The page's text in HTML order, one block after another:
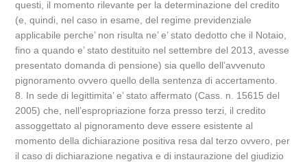
questi, il momento rilevante per la determinazione del credito
(e, quindi, nel caso in esame, del regime previdenziale
applicabile perche’ non risulta ne’ e’ stato dedotto che il Notaio,
fino a quando e’ stato destituito nel settembre del 2013, avesse
presentato domanda di pensione) sia quello dell’avvenuto
pignoramento ovvero quello della sentenza di accertamento.
8. In sede di legittimita’ e’ stato affermato (Cass. n. 15615 del
2005) che, nell’espropriazione forza presso terzi, il credito
assoggettato al pignoramento deve essere esistente al
momento della dichiarazione positiva resa dal terzo ovvero, per
il caso di dichiarazione negativa e di instaurazione del giudizio